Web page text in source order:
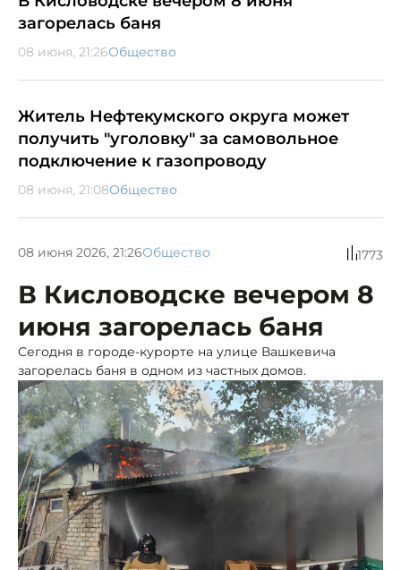
загорелась баня
08 июня, 21:26Общество
Житель Нефтекумского округа может
получить "уголовку" за самовольное
подключение к газопроводу
08 июня, 21:08Общество
08 июня 2026, 21:26Общество 1773
В Кисловодске вечером 8
июня загорелась баня
Сегодня в городе-курорте на улице Вашкевича
загорелась баня в одном из частных домов.